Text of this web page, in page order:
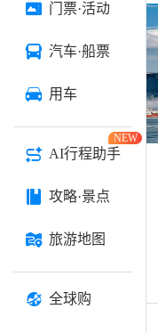
门票·活动
汽车·船票
用车
AI行程助手
NEW
攻略·景点
旅游地图
全球购